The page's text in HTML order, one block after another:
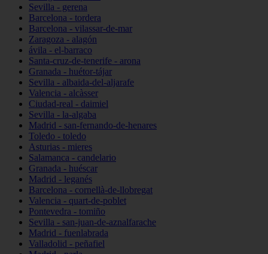
Sevilla - gerena
Barcelona - tordera
Barcelona - vilassar-de-mar
Zaragoza - alagón
ávila - el-barraco
Santa-cruz-de-tenerife - arona
Granada - huétor-tájar
Sevilla - albaida-del-aljarafe
Valencia - alcàsser
Ciudad-real - daimiel
Sevilla - la-algaba
Madrid - san-fernando-de-henares
Toledo - toledo
Asturias - mieres
Salamanca - candelario
Granada - huéscar
Madrid - leganés
Barcelona - cornellà-de-llobregat
Valencia - quart-de-poblet
Pontevedra - tomiño
Sevilla - san-juan-de-aznalfarache
Madrid - fuenlabrada
Valladolid - peñafiel